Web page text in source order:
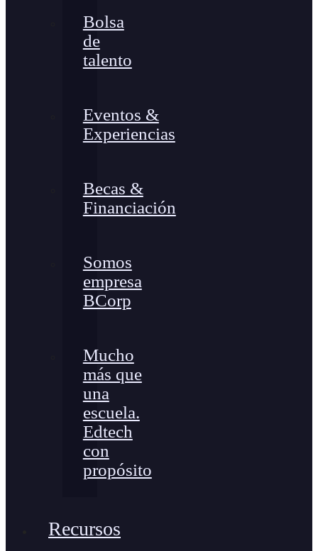
Bolsa
de
talento
Eventos &
Experiencias
Becas &
Financiación
Somos
empresa
BCorp
Mucho
más que
una
escuela.
Edtech
con
propósito
Recursos